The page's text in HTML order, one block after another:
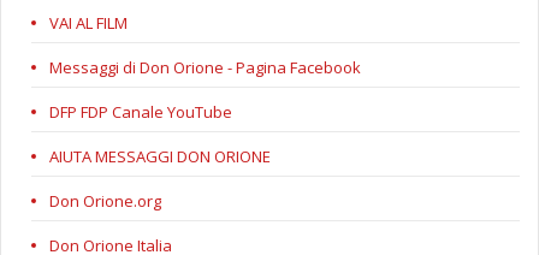
VAI AL FILM
Messaggi di Don Orione - Pagina Facebook
DFP FDP Canale YouTube
AIUTA MESSAGGI DON ORIONE
Don Orione.org
Don Orione Italia